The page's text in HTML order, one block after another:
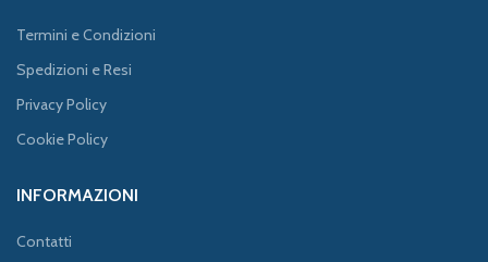
Termini e Condizioni
Spedizioni e Resi
Privacy Policy
Cookie Policy
INFORMAZIONI
Contatti